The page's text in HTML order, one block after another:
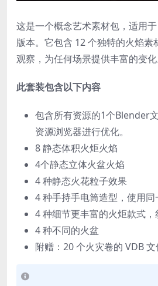
这是一个概念艺术素材包，适用
版本。 它包含 12 个独特的火焰素
观察，为任何场景提供丰富的变化
此套装包含以下内容
包含所有资源的1个Blender
资源浏览器进行优化。
8 静态体积火炬火焰
4个静态立体火盆火焰
4 种静态火花粒子效果
4 种手持手电筒造型，使用
4 种细节更丰富的火炬款式，
4 种不同的火盆
附赠：20 个火灾卷的 VDB